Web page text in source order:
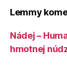
Lemmy
Nádej –
hmotnej